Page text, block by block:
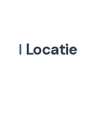
Locatie